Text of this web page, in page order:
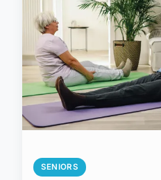
SENIORS